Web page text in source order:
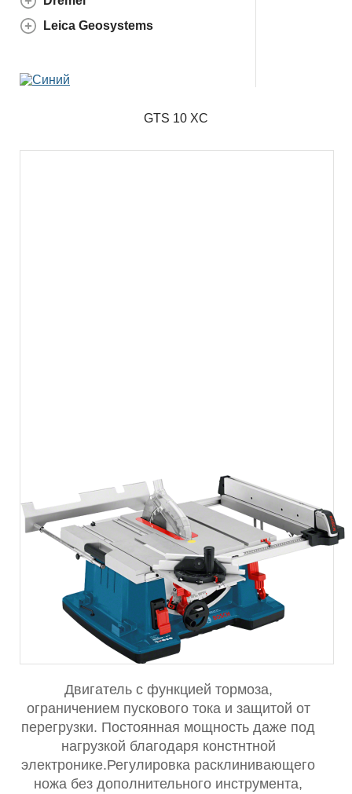
Leica Geosystems
GTS 10 XC
Двигатель с функцией тормоза,
ограничением пускового тока и защитой от
перегрузки. Постоянная мощность даже под
нагрузкой благодаря констнтной
электронике.Регулировка расклинивающего
ножа без дополнительного инструмента,